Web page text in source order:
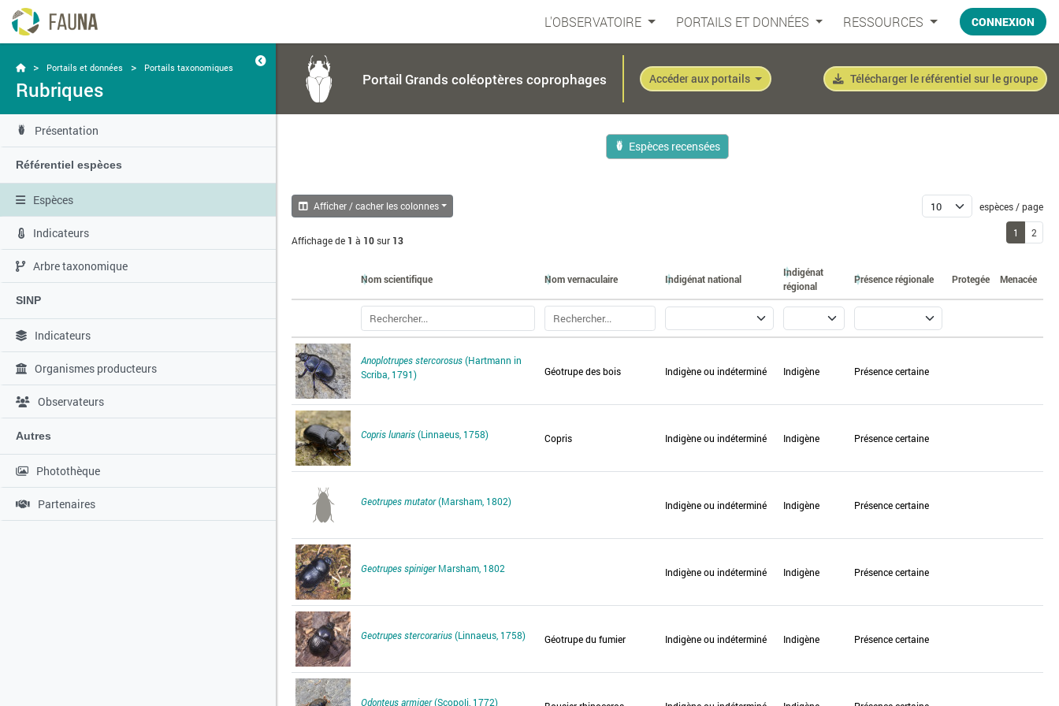
L'OBSERVATOIRE PORTAILS ET DONNÉES RESSOURCES CONNEXION
> Portails et données > Portails taxonomiques
Rubriques
Présentation
Référentiel espèces
Espèces
Indicateurs
Arbre taxonomique
SINP
Indicateurs
Organismes producteurs
Observateurs
Autres
Photothèque
Partenaires
Portail Grands coléoptères coprophages Accéder aux portails Télécharger le référentiel sur le groupe
Espèces recensées
Afficher / cacher les colonnes
Affichage de 1 à 10sur 13
espèces / page
1 2
Nom scientifique Nom vernaculaire Indigénat national
Indigénat
régional
Présence régionale Protegée Menacée
Anoplotrupes stercorosus(Hartmann in
Scriba, 1791)
Géotrupe des bois Indigène ou indéterminé Indigène Présence certaine
Copris lunaris(Linnaeus, 1758) Copris Indigène ou indéterminé Indigène Présence certaine
Geotrupes mutator(Marsham, 1802) Indigène ou indéterminé Indigène Présence certaine
Geotrupes spinigerMarsham, 1802 Indigène ou indéterminé Indigène Présence certaine
Geotrupes stercorarius(Linnaeus, 1758) Géotrupe du fumier Indigène ou indéterminé Indigène Présence certaine
Odonteus armiger(Scopoli, 1772)